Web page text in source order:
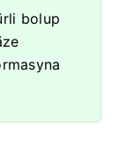
bolup